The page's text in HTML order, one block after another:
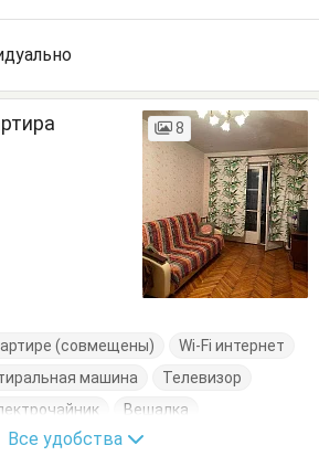
8
(совмещены)
Wi-Fi интернет
машина
Телевизор
Вешалка
Журнальный столик
Все удобства